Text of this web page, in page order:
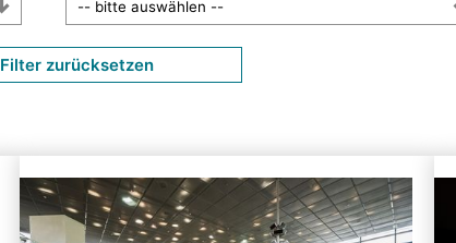
Filter zurücksetzen